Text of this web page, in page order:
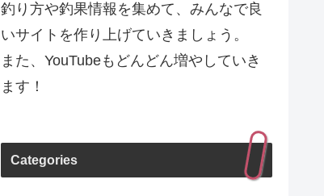
釣り方や釣果情報を集めて、みんなで良
いサイトを作り上げていきましょう。
また、YouTubeもどんどん増やしていき
ます！
Categories